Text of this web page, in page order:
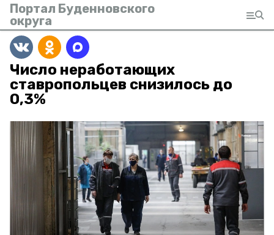
Портал Буденновского
округа
Число неработающих
ставропольцев снизилось до
0,3%